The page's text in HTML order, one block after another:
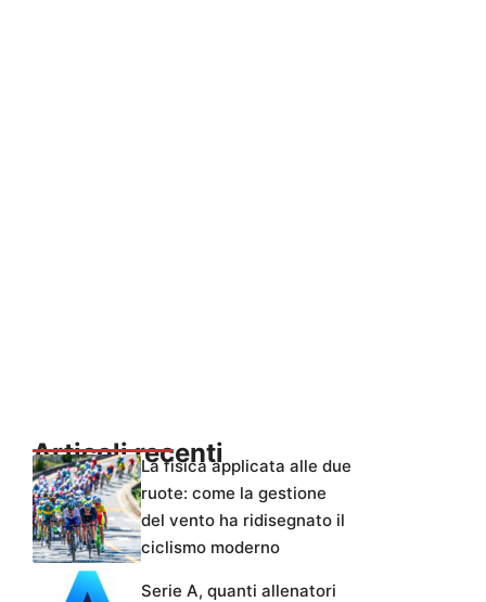
Articoli recentiLa fisica applicata alle due
ruote: come la gestione
del vento ha ridisegnato il
ciclismo moderno
Serie A, quanti allenatori